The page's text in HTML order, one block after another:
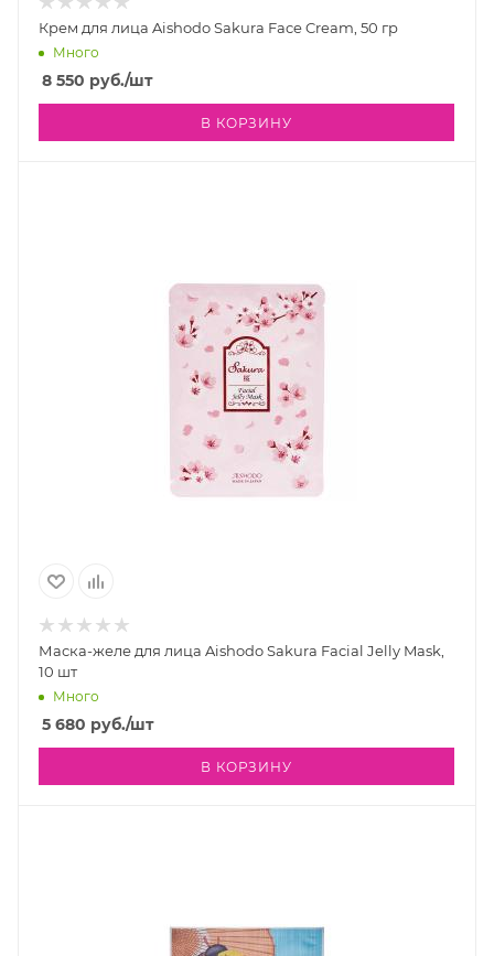
Крем для лица Aishodo Sakura Face Cream, 50 гр
Много
8 550 руб./шт
В КОРЗИНУ
Маска-желе для лица Aishodo Sakura Facial Jelly Mask,
10 шт
Много
5 680 руб./шт
В КОРЗИНУ